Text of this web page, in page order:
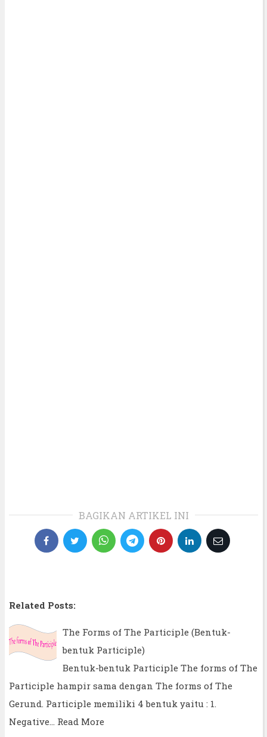
BAGIKAN ARTIKEL INI
Related Posts:
The Forms of The Participle (Bentuk-
bentuk Participle)
Bentuk-bentuk Participle The forms of The
Participle hampir sama dengan The forms of The
Gerund. Participle memiliki 4 bentuk yaitu : 1.
Negative… Read More